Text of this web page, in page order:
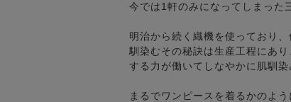
今では1軒のみになってしまった
明治から続く織機を使っており
馴染むその秘訣は生産工程にあ
する力が働いてしなやかに肌馴染
まるでワンピースを着るかのよ